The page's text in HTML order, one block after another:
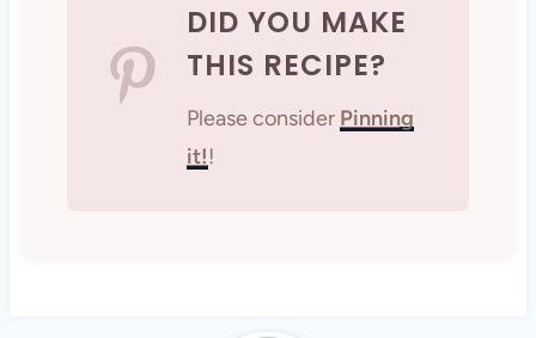
DID YOU MAKE
THIS RECIPE?
Please consider Pinning
it!!